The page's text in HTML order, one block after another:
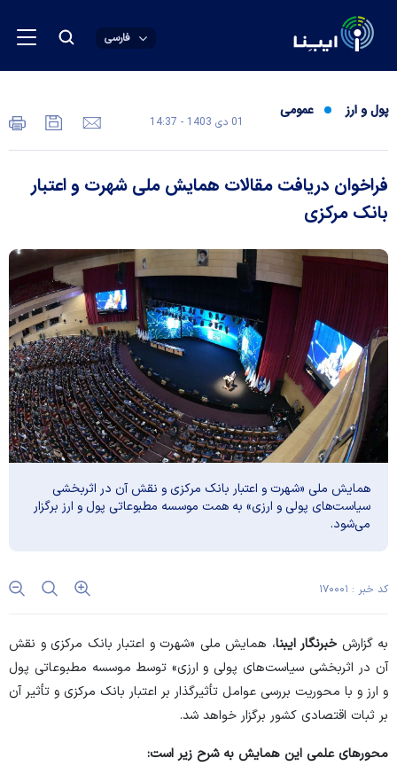
فارسی
پول و ارز عمومی
01 دی 1403 - 14:37
فراخوان دریافت مقالات همایش ملی شهرت و اعتبار
بانک مرکزی
همایش ملی «شهرت و اعتبار بانک مرکزی و نقش آن در اثربخشی
سیاست‌های پولی و ارزی» به همت موسسه مطبوعاتی پول و ارز برگزار
می‌شود.
کد خبر : ۱۷۰۰۰۱
به گزارش خبرنگار ایبنا، همایش ملی «شهرت و اعتبار بانک مرکزی و نقش
آن در اثربخشی سیاست‌های پولی و ارزی» توسط موسسه مطبوعاتی پول
و ارز و با محوریت بررسی عوامل تأثیرگذار بر اعتبار بانک مرکزی و تأثیر آن
بر ثبات اقتصادی کشور برگزار خواهد شد.
محور‌های علمی این همایش به شرح زیر است: